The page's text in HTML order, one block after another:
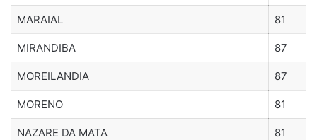
MARAIAL 81
MIRANDIBA 87
MOREILANDIA 87
MORENO 81
NAZARE DA MATA 81